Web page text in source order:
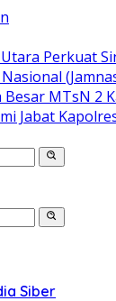
Perkuat
Besar MTsN 2
Jabat
Siber